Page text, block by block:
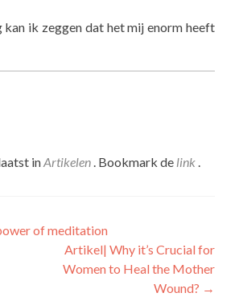
kan ik zeggen dat het mij enorm heeft
inArtikelen . Bookmark de link .
of meditation
Artikel| Why it’s Crucial for
Women to Heal the Mother
Wound? →